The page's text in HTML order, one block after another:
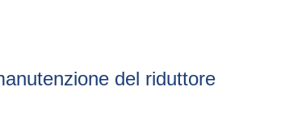
del riduttore